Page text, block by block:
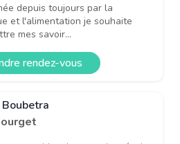
depuis toujours par la
et l'alimentation je souhaite
mes savoir...
rendez-vous